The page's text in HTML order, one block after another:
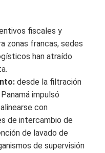
fiscales y
zonas francas, sedes
han atraído
desde la filtración
impulsó
con
de intercambio de
de lavado de
de supervisión